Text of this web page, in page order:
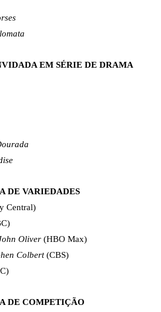
EM SÉRIE DE DRAMA
DE VARIEDADES
Central)
Oliver (HBO Max)
Colbert(CBS)
DE COMPETIÇÃO